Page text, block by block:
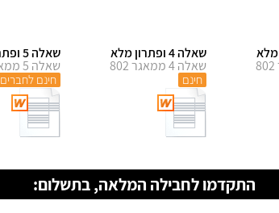
שאלה 4 ופתרון מלא
שאלה 4 ממאגר 802
חינם
שאלה 5 ופתרון מלא
שאלה 5 ממאגר 802
חינם לחברים
התקדמו לחבילה המלאה, בתשלום: